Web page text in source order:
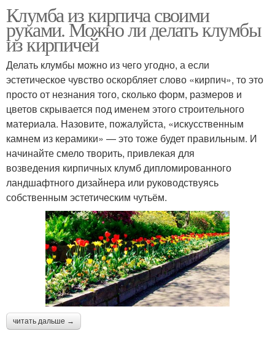
Клумба из кирпича своими
руками. Можно ли делать клумбы
из кирпичей
Делать клумбы можно из чего угодно, а если
эстетическое чувство оскорбляет слово «кирпич», то это
просто от незнания того, сколько форм, размеров и
цветов скрывается под именем этого строительного
материала. Назовите, пожалуйста, «искусственным
камнем из керамики» — это тоже будет правильным. И
начинайте смело творить, привлекая для
возведения кирпичных клумб дипломированного
ландшафтного дизайнера или руководствуясь
собственным эстетическим чутьём.
читать дальше →